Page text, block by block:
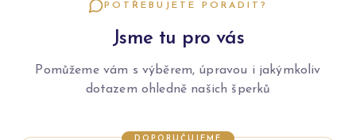
POTŘEBUJETE PORADIT?
Jsme tu pro vás
Pomůžeme vám s výběrem, úpravou i jakýmkoliv
dotazem ohledně našich šperků